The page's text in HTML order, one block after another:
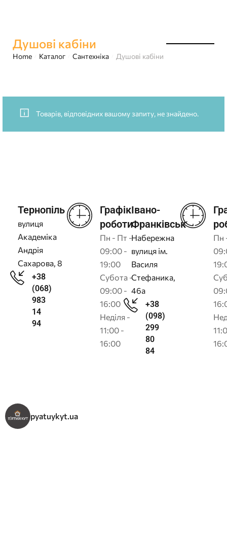
Душові кабіни
Home Каталог Сантехніка Душові кабіни
Товарів, відповідних вашому запиту, не знайдено.
Тернопіль
вулиця
Академіка
Андрія
Сахарова, 8
+38
(068)
983
14
94
Графік
роботи
Пн - Пт -
09:00 -
19:00
Субота -
09:00 -
16:00
Неділя -
11:00 -
16:00
Івано-
Франківськ
Набережна
вулиця ім.
Василя
Стефаника,
46а
+38
(098)
299
80
84
Пн
pyatuykyt.ua